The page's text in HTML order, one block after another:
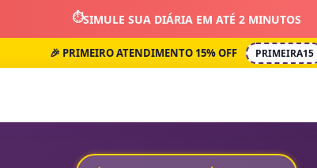
⏱️SIMULE SUA DIÁRIA EM ATÉ 2 MINUTOS
🎉 PRIMEIRO ATENDIMENTO 15% OFF PRIMEIRA15